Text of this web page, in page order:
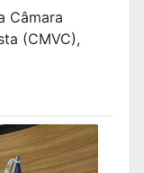
Câmara
(CMVC),